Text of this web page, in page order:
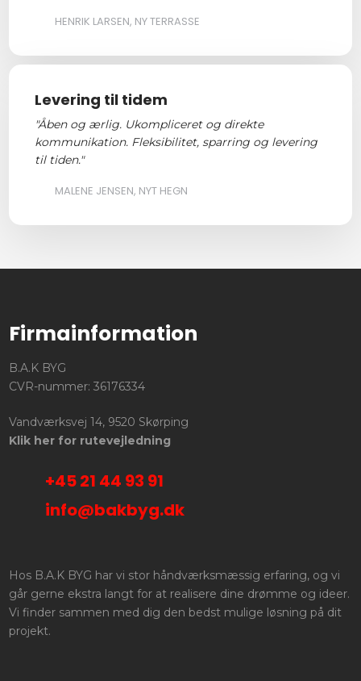
HENRIK LARSEN, NY TERRASSE
Levering til tidem
"Åben og ærlig. Ukompliceret og direkte
kommunikation. Fleksibilitet, sparring og levering
til tiden."
MALENE JENSEN, NYT HEGN
Firmainformation
B.A.K BYG
CVR-nummer: 36176334
Vandværksvej 14, 9520 Skørping
Klik her for rutevejledning
+45 21 44 93 91
info@bakbyg.dk
Hos B.A.K BYG har vi stor håndværksmæssig erfaring, og vi
går gerne ekstra langt for at realisere dine drømme og ideer.
Vi finder sammen med dig den bedst mulige løsning på dit
projekt.